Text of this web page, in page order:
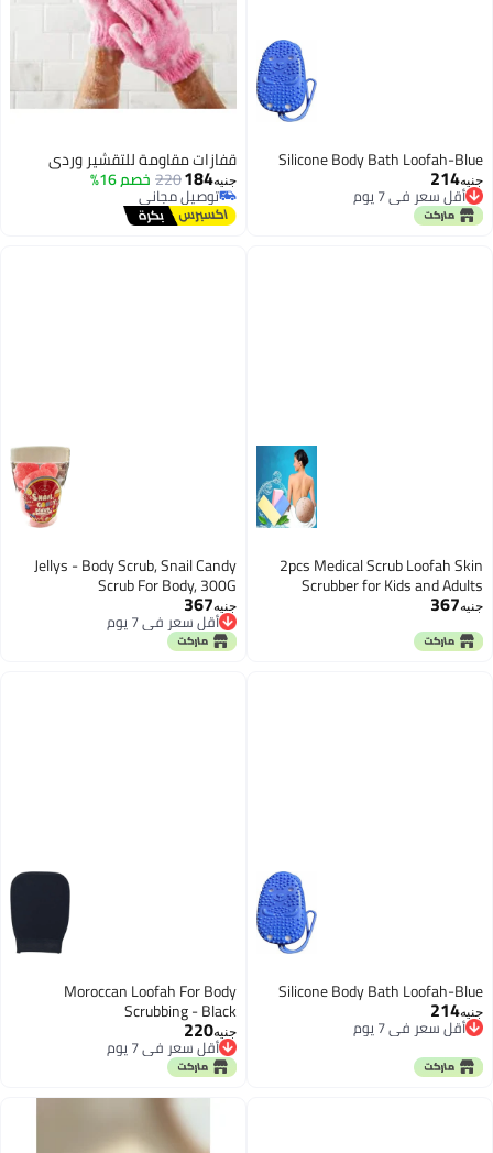
Silicone Body Bath Loofah-Blue
جنيه214
أقل سعر في 7 يوم
أقل سعر في 7 يوم
قفازات مقاومة للتقشير وردي
جنيه184
220 خصم 16%
توصيل مجاني
توصيل مجاني
2pcs Medical Scrub Loofah Skin
Scrubber for Kids and Adults
Remove Dead Skin Pores for Skin
Rejuvenation
جنيه367
Jellys - Body Scrub, Snail Candy
Scrub For Body, 300G
جنيه367
أقل سعر في 7 يوم
أقل سعر في 7 يوم
Silicone Body Bath Loofah-Blue
جنيه214
أقل سعر في 7 يوم
أقل سعر في 7 يوم
Moroccan Loofah For Body
Scrubbing - Black
جنيه220
أقل سعر في 7 يوم
أقل سعر في 7 يوم